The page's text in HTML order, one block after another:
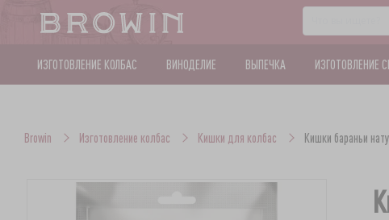
ИЗГОТОВЛЕНИЕ КОЛБАС ВИНОДЕЛИЕ ВЫПЕЧКА ИЗГОТОВЛЕНИЕ
Browin Изготовление колбас Кишки для колбас Кишки бараньи